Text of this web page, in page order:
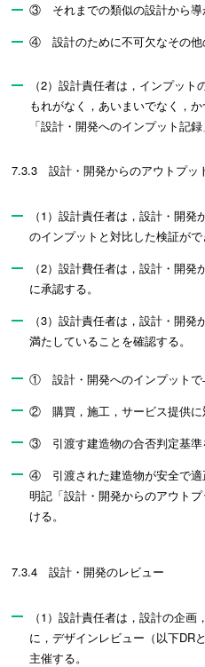
③ それまでの類似の設計から導
④ 設計のために不可欠なその他
（2）設計責任者は，インプッ
もれがなく，あいまいでなく，
「設計・開発へのインプット記
7.3.3 設計・開発からのアウトプッ
（1）設計責任者は，設計・開
のインプットと対比した検証がで
（2）設計費任者は，設計・開
に承認する。
（3）設計責任者は，設計・開
満たしていることを確認する。
① 設計・開発へのインプットで
② 購買，施工，サービス提供に
③ 引渡す建造物の合否判定基準
④ 引渡された建造物が安全で適
明記「設計・開発からのアウト
ける。
7.3.4 設計・開発のレビュー
（1）設計責任者は，設計の企
に，デザインレビュー（以下DR
主催する。